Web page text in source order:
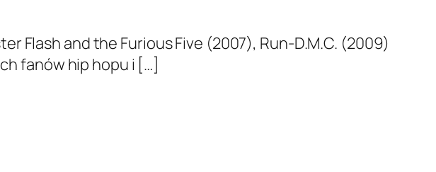
Flash and the Furious Five (2007), Run-D.M.C. (2009)
fanów hip hopu i […]